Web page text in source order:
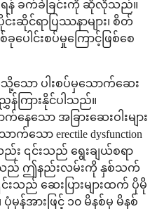
န် ခက်ခဲခြင်းကို ဆိုလိုသည်။
ဆိုင်ရာပြဿနာများ၊ စိတ်
ေါင်းစပ်မှုကြောင့်ဖြစ်စေ
သို့သော ပါးစပ်မှသောက်ဆေး
ကြားနိုင်ပါသည်။
ေသော အခြားဆေးဝါးများ
ာက်သော erectile dysfunction
ည်း ၎င်းသည် ရွေးချယ်စရာ
သည် ဤနည်းလမ်းကို နှစ်သက်
ည် ဆေးပြားများထက် ပိုမို
န်အားဖြင့် ၁၀ မိနစ်မှ မိနစ်